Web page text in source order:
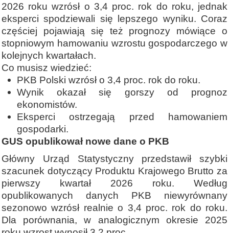
2026 roku wzrósł o 3,4 proc. rok do roku, jednak
eksperci spodziewali się lepszego wyniku. Coraz
częściej pojawiają się też prognozy mówiące o
stopniowym hamowaniu wzrostu gospodarczego w
kolejnych kwartałach.
Co musisz wiedzieć:
PKB Polski wzrósł o 3,4 proc. rok do roku.
Wynik okazał się gorszy od prognoz
ekonomistów.
Eksperci ostrzegają przed hamowaniem
gospodarki.
GUS opublikował nowe dane o PKB
Główny Urząd Statystyczny przedstawił szybki
szacunek dotyczący Produktu Krajowego Brutto za
pierwszy kwartał 2026 roku. Według
opublikowanych danych PKB niewyrównany
sezonowo wzrósł realnie o 3,4 proc. rok do roku.
Dla porównania, w analogicznym okresie 2025